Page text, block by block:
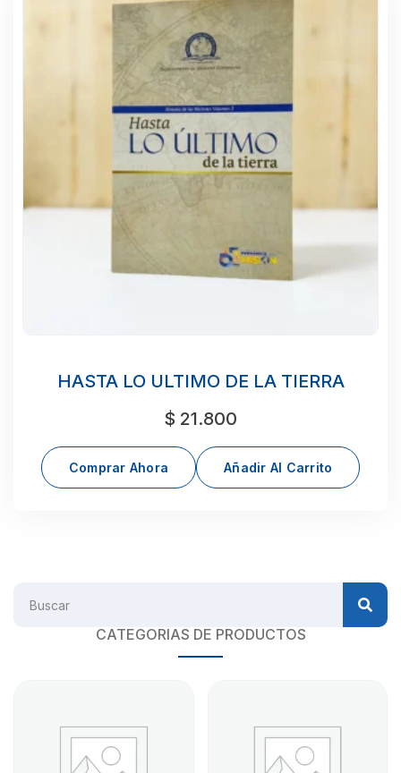
HASTA LO ULTIMO DE LA TIERRA
$ 21.800
Comprar Ahora Añadir Al Carrito
CATEGORIAS DE PRODUCTOS